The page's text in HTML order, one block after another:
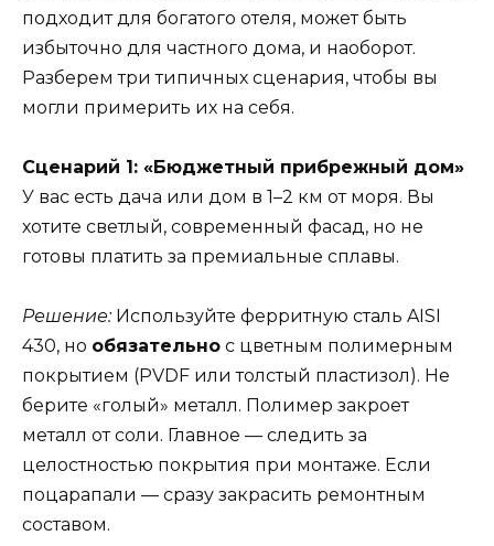
подходит для богатого отеля, может быть
избыточно для частного дома, и наоборот.
Разберем три типичных сценария, чтобы вы
могли примерить их на себя.
Сценарий 1: «Бюджетный прибрежный дом»
У вас есть дача или дом в 1–2 км от моря. Вы
хотите светлый, современный фасад, но не
готовы платить за премиальные сплавы.
Решение:Используйте ферритную сталь AISI
430, но обязательно с цветным полимерным
покрытием (PVDF или толстый пластизол). Не
берите «голый» металл. Полимер закроет
металл от соли. Главное — следить за
целостностью покрытия при монтаже. Если
поцарапали — сразу закрасить ремонтным
составом.